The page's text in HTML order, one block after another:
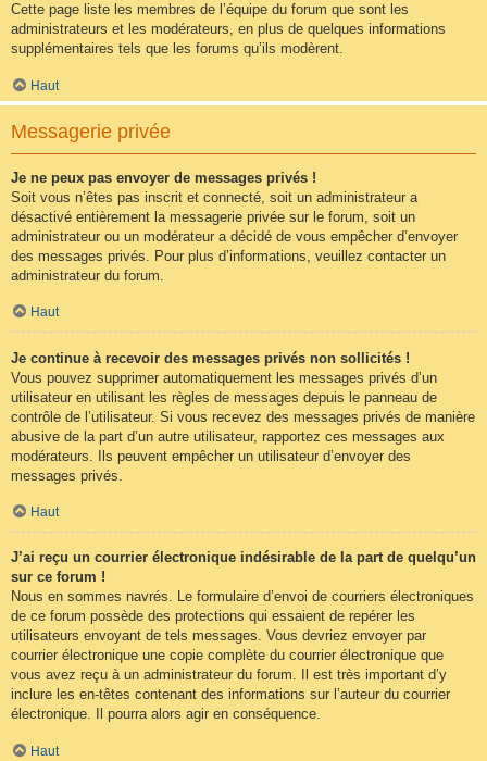
Cette page liste les membres de l’équipe du forum que sont les
administrateurs et les modérateurs, en plus de quelques informations
supplémentaires tels que les forums qu’ils modèrent.
Haut
Messagerie privée
Je ne peux pas envoyer de messages privés !
Soit vous n’êtes pas inscrit et connecté, soit un administrateur a
désactivé entièrement la messagerie privée sur le forum, soit un
administrateur ou un modérateur a décidé de vous empêcher d’envoyer
des messages privés. Pour plus d’informations, veuillez contacter un
administrateur du forum.
Haut
Je continue à recevoir des messages privés non sollicités !
Vous pouvez supprimer automatiquement les messages privés d’un
utilisateur en utilisant les règles de messages depuis le panneau de
contrôle de l’utilisateur. Si vous recevez des messages privés de manière
abusive de la part d’un autre utilisateur, rapportez ces messages aux
modérateurs. Ils peuvent empêcher un utilisateur d’envoyer des
messages privés.
Haut
J’ai reçu un courrier électronique indésirable de la part de quelqu’un
sur ce forum !
Nous en sommes navrés. Le formulaire d’envoi de courriers électroniques
de ce forum possède des protections qui essaient de repérer les
utilisateurs envoyant de tels messages. Vous devriez envoyer par
courrier électronique une copie complète du courrier électronique que
vous avez reçu à un administrateur du forum. Il est très important d’y
inclure les en-têtes contenant des informations sur l’auteur du courrier
électronique. Il pourra alors agir en conséquence.
Haut